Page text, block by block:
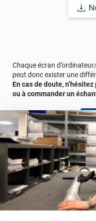
écaillage, délamination et
Chaque écran
peut donc exister une
En cas de doute,
ou à commander un